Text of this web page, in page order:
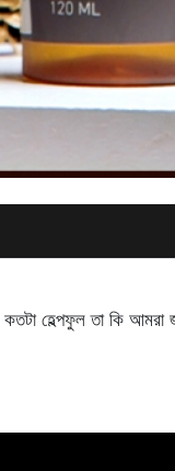
হেল্পফুল তা কি